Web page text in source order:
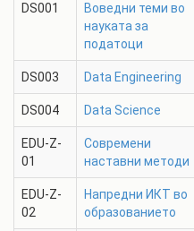
DS001
Воведни теми во
науката за
податоци
DS003 Data Engineering
DS004 Data Science
EDU-Z-
01
Современи
наставни методи
EDU-Z-
02
Напредни ИКТ во
образованието